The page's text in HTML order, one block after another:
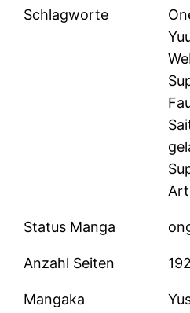
Schlagworte
Status Manga
Anzahl Seiten 192
Mangaka